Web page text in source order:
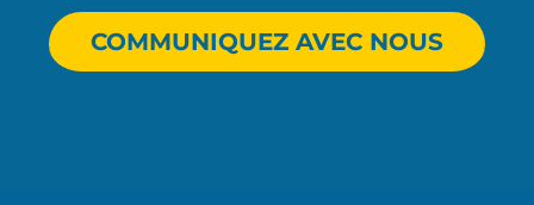
COMMUNIQUEZ AVEC NOUS